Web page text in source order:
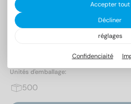
Goupilles cylindriques forme A, tolérance
Unités d'emballage:
500
Accepter tout
Décliner
réglages
Confidenciaité